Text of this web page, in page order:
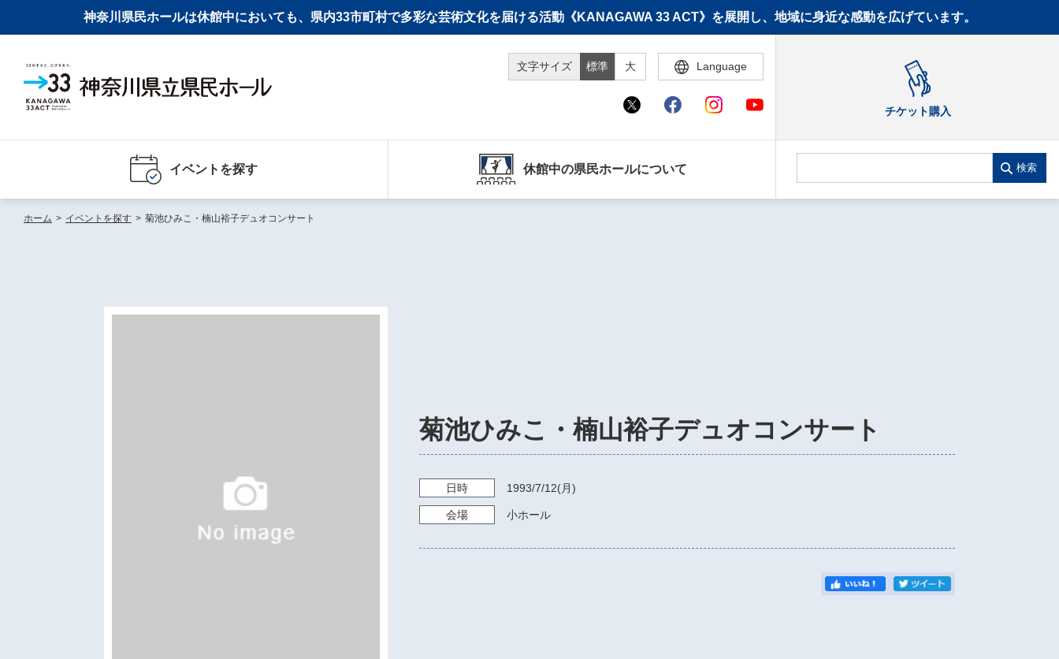
神奈川県民ホールは休館中においても、県内33市町村で多彩な芸術文化を届ける活動《KANAGAWA 33 ACT》を展開し、地域に身近な感動を広げています。
文字サイズ 標準 大 Language
チケット購入
イベントを探す 休館中の県民ホールについて 検索
ホーム > イベントを探す > 菊池ひみこ・楠山裕子デュオコンサート
菊池ひみこ・楠山裕子デュオコンサート
日時 1993/7/12(月)
会場 小ホール